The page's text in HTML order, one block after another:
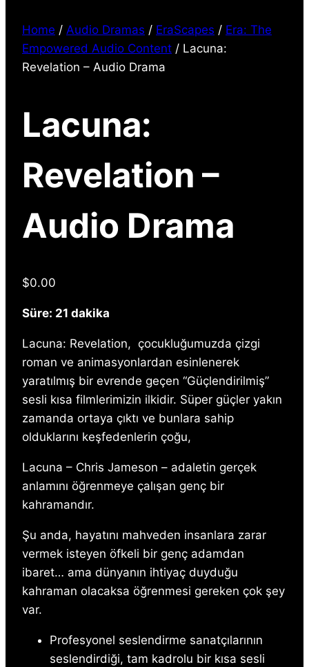
Home / Audio Dramas / EraScapes / Era: The
Empowered Audio Content / Lacuna:
Revelation – Audio Drama
Lacuna:
Revelation –
Audio Drama
$0.00
Süre: 21 dakika
Lacuna: Revelation, çocukluğumuzda çizgi
roman ve animasyonlardan esinlenerek
yaratılmış bir evrende geçen “Güçlendirilmiş”
sesli kısa filmlerimizin ilkidir. Süper güçler yakın
zamanda ortaya çıktı ve bunlara sahip
olduklarını keşfedenlerin çoğu,
Lacuna – Chris Jameson – adaletin gerçek
anlamını öğrenmeye çalışan genç bir
kahramandır.
Şu anda, hayatını mahveden insanlara zarar
vermek isteyen öfkeli bir genç adamdan
ibaret… ama dünyanın ihtiyaç duyduğu
kahraman olacaksa öğrenmesi gereken çok şey
var.
Profesyonel seslendirme sanatçılarının
seslendirdiği, tam kadrolu bir kısa sesli